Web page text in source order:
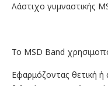
Λάστιχο γυμναστικής
Το MSD Band
Εφαρμόζοντας θετική ή